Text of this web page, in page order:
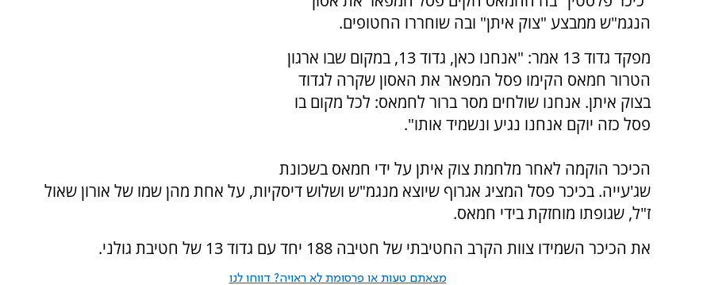
הנגמ"ש ממבצע "צוק איתן" ובה שוחררו החטופים.
מפקד גדוד 13 אמר: "אנחנו כאן, גדוד 13, במקום שבו ארגון
הטרור חמאס הקימו פסל המפאר את האסון שקרה לגדוד
בצוק איתן. אנחנו שולחים מסר ברור לחמאס: לכל מקום בו
פסל כזה יוקם אנחנו נגיע ונשמיד אותו".
הכיכר הוקמה לאחר מלחמת צוק איתן על ידי חמאס בשכונת
שג'עייה. בכיכר פסל המציג אגרוף שיוצא מנגמ"ש ושלוש דיסקיות, על אחת מהן שמו של אורון שאול
ז"ל, שגופתו מוחזקת בידי חמאס.
את הכיכר השמידו צוות הקרב החטיבתי של חטיבה 188 יחד עם גדוד 13 של חטיבת גולני.
מצאתם טעות או פרסומת לא ראויה? דווחו לנו